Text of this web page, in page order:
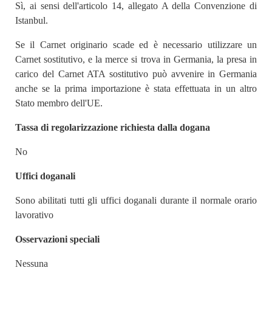
Sì, ai sensi dell'articolo 14, allegato A della Convenzione di
Istanbul.
Se il Carnet originario scade ed è necessario utilizzare un
Carnet sostitutivo, e la merce si trova in Germania, la presa in
carico del Carnet ATA sostitutivo può avvenire in Germania
anche se la prima importazione è stata effettuata in un altro
Stato membro dell'UE.
Tassa di regolarizzazione richiesta dalla dogana
No
Uffici doganali
Sono abilitati tutti gli uffici doganali durante il normale orario
lavorativo
Osservazioni speciali
Nessuna